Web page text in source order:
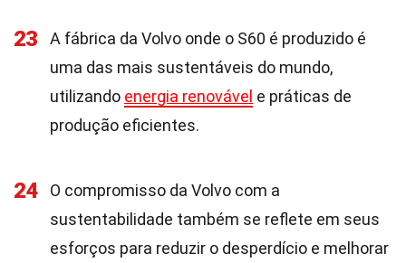
23
A fábrica da Volvo onde o S60 é produzido é
uma das mais sustentáveis do mundo,
utilizando energia renovável e práticas de
produção eficientes.
24
O compromisso da Volvo com a
sustentabilidade também se reflete em seus
esforços para reduzir o desperdício e melhorar